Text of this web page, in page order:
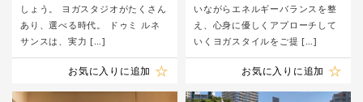
しょう。 ヨガスタジオがたくさん
あり、選べる時代。 ドゥミ ルネ
サンスは、実力 […]
お気に入りに追加
いながらエネルギーバランスを整
え、心身に優しくアプローチして
いくヨガスタイルをご提 […]
お気に入りに追加